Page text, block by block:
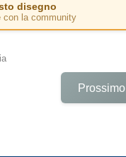
disegno
con la community
Prossimo